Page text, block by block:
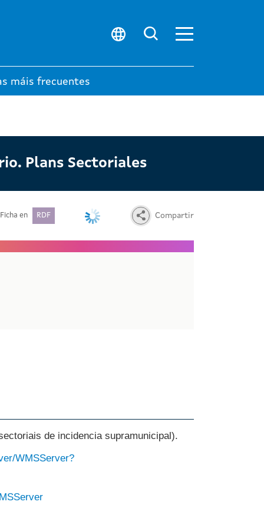
Abrir menú
máis frecuentes
Plans Sectoriales
Ficha en RDF Compartir
de incidencia supramunicipal).
WMSServer?